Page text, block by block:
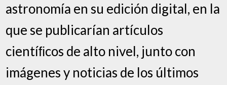
astronomía en su edición digital, en la
que se publicarían artículos
cientíﬁcos de alto nivel, junto con
imágenes y noticias de los últimos